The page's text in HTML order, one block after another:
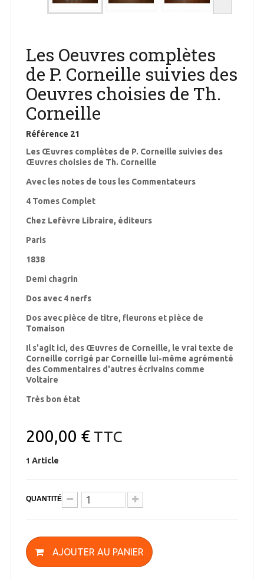
Les Oeuvres complètes
de P. Corneille suivies des
Oeuvres choisies de Th.
Corneille
Référence 21
Les Œuvres complètes de P. Corneille suivies des
Œuvres choisies de Th. Corneille
Avec les notes de tous les Commentateurs
4 Tomes Complet
Chez Lefèvre Libraire, éditeurs
Paris
1838
Demi chagrin
Dos avec 4 nerfs
Dos avec pièce de titre, fleurons et pièce de
Tomaison
Il s'agit ici, des Œuvres de Corneille, le vrai texte de
Corneille corrigé par Corneille lui-même agrémenté
des Commentaires d'autres écrivains comme
Voltaire
Très bon état
200,00 €TTC
1 Article
QUANTITÉ
AJOUTER AU PANIER